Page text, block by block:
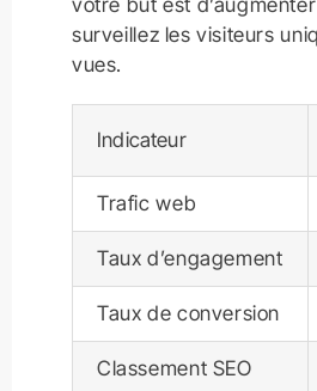
votre but est
surveillez les visiteurs
vues.
Indicateur
Trafic web
Taux d’engagement
Taux de conversion
Classement SEO